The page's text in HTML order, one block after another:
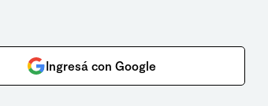
Ingresá con Google